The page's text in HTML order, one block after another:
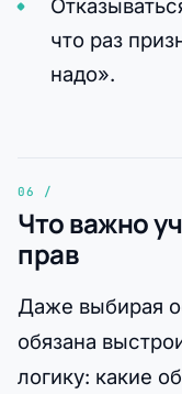
что раз
надо».
Что важно
прав
Даже выбирая
обязана
логику: какие